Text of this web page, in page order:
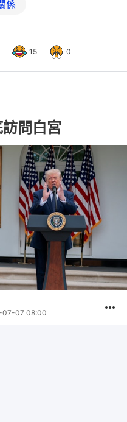
係
15 0
問白宮
07-07 08:00